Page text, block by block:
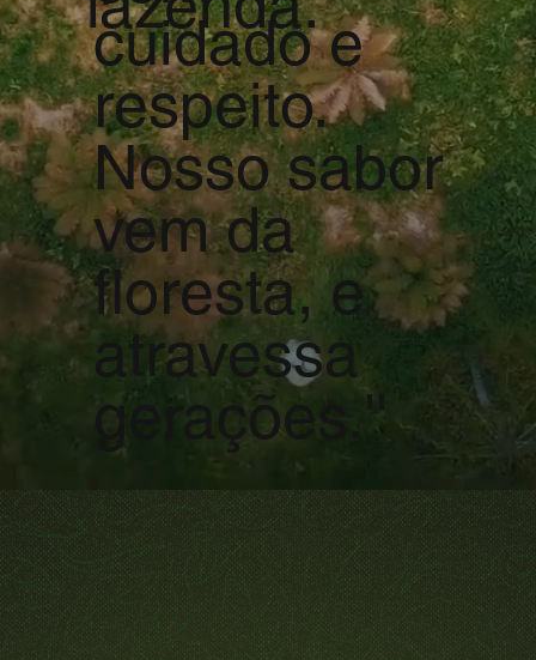
cuidado e
respeito.
Nosso sabor
vem da
floresta, e
atravessa
gerações.''